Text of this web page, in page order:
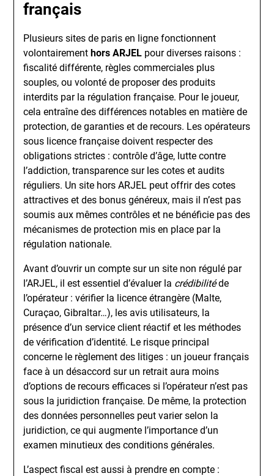
français
Plusieurs sites de paris en ligne fonctionnent
volontairementhors ARJEL pour diverses raisons :
fiscalité différente, règles commerciales plus
souples, ou volonté de proposer des produits
interdits par la régulation française. Pour le joueur,
cela entraîne des différences notables en matière de
protection, de garanties et de recours. Les opérateurs
sous licence française doivent respecter des
obligations strictes : contrôle d’âge, lutte contre
l’addiction, transparence sur les cotes et audits
réguliers. Un site hors ARJEL peut offrir des cotes
attractives et des bonus généreux, mais il n’est pas
soumis aux mêmes contrôles et ne bénéficie pas des
mécanismes de protection mis en place par la
régulation nationale.
Avant d’ouvrir un compte sur un site non régulé par
l’ARJEL, il est essentiel d’évaluer la crédibilitéde
l’opérateur : vérifier la licence étrangère (Malte,
Curaçao, Gibraltar…), les avis utilisateurs, la
présence d’un service client réactif et les méthodes
de vérification d’identité. Le risque principal
concerne le règlement des litiges : un joueur français
face à un désaccord sur un retrait aura moins
d’options de recours efficaces si l’opérateur n’est pas
sous la juridiction française. De même, la protection
des données personnelles peut varier selon la
juridiction, ce qui augmente l’importance d’un
examen minutieux des conditions générales.
L’aspect fiscal est aussi à prendre en compte :